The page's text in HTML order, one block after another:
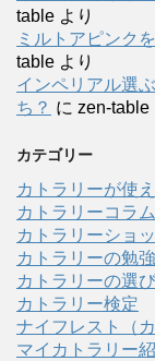
table より
ミルトアピンク
table より
インペリアル選
ち？ に zen-table
カテゴリー
カトラリーが使
カトラリーコラム
カトラリーショ
カトラリーの勉強
カトラリーの選
カトラリー検定
ナイフレスト（
マイカトラリー